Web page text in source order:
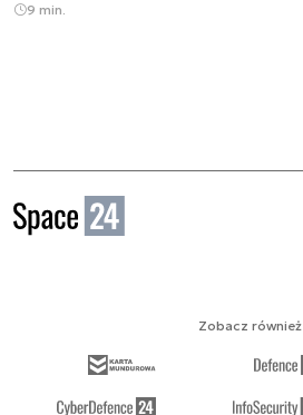
9 min.
Zobacz również